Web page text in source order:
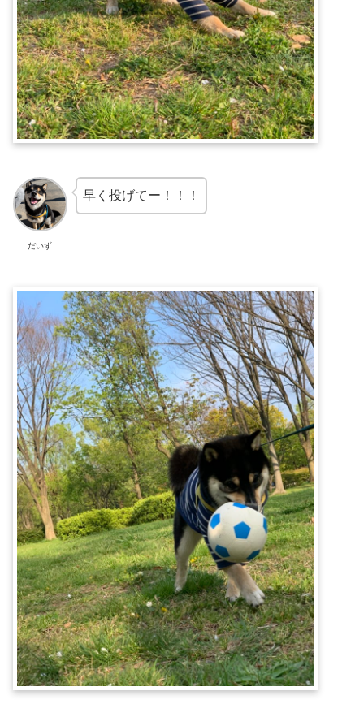
だいず
早く投げてー！！！